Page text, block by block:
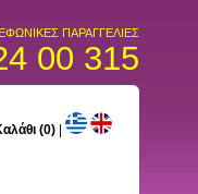
ΠΑΡΑΓΓΕΛΙΕΣ
00 315
(0) |